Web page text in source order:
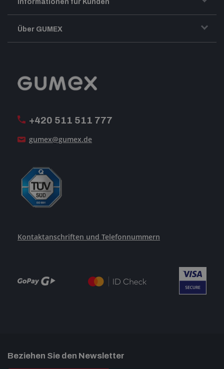
+420 511 511 777
gumex@gumex.de
Kontaktanschriften und Telefonnummern
Informationen für Kunden
Transport und Warenversand
Reklamation
Über GUMEX
GUMEX stellt sich vor
Beziehen Sie den Newsletter